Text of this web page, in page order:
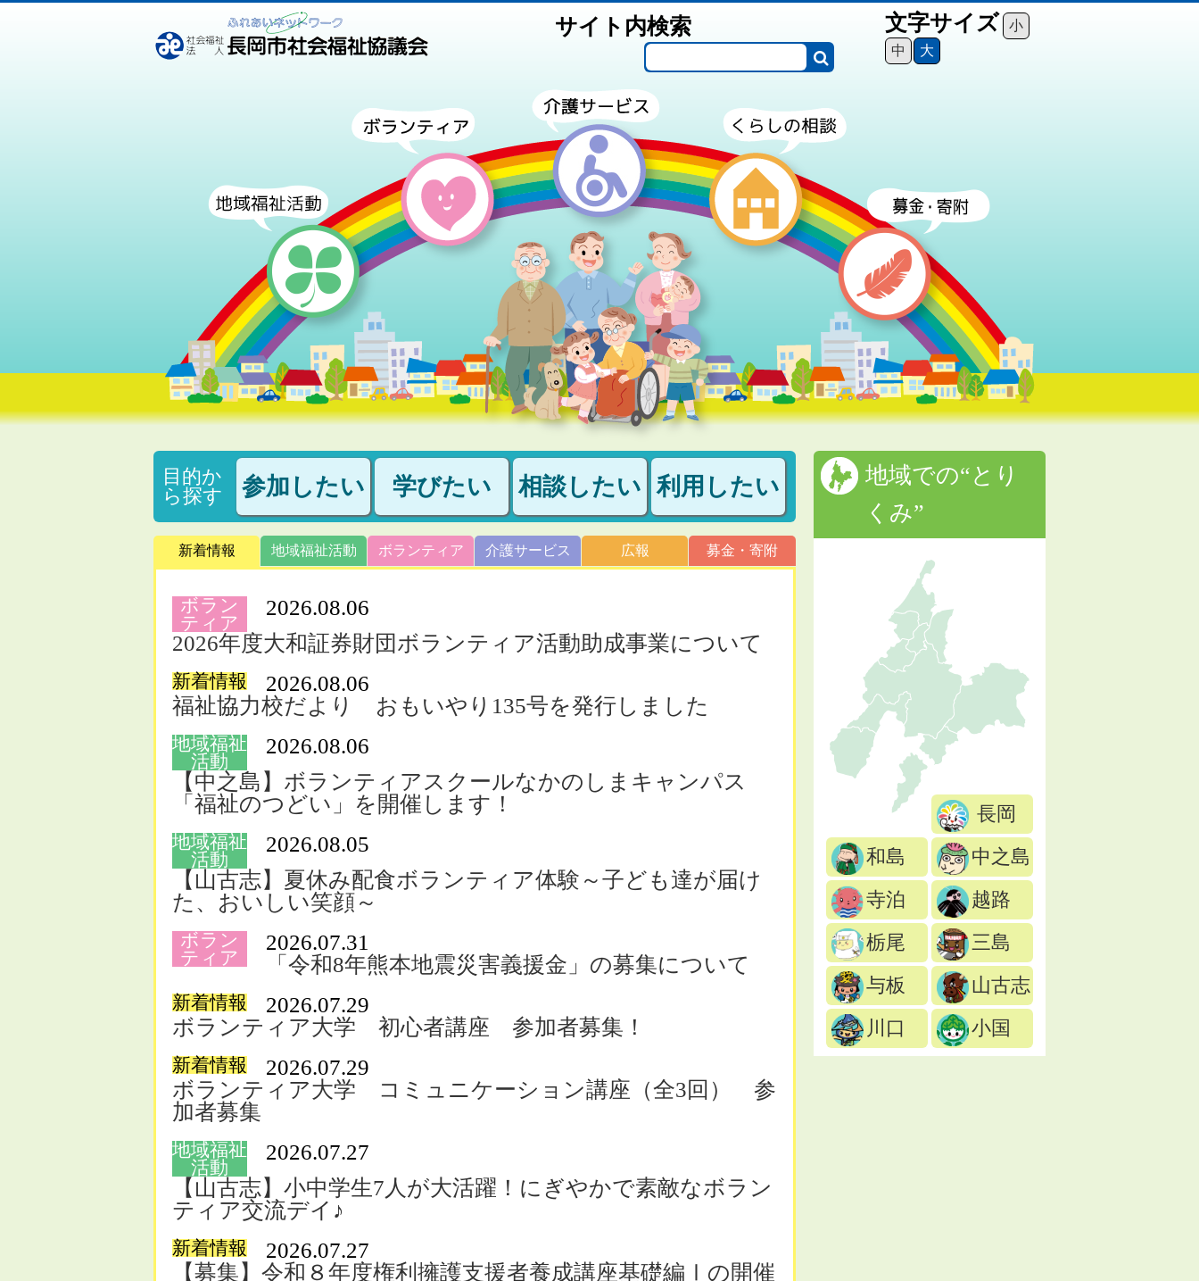
サイト内検索 文字サイズ
小
中
大
目的か
ら探す 参加したい 学びたい 相談したい 利用したい
新着情報 地域福祉活動 ボランティア 介護サービス 広報 募金・寄附
ボラン
ティア
2026.08.06
2026年度大和証券財団ボランティア活動助成事業について
新着情報
2026.08.06
福祉協力校だより おもいやり135号を発行しました
地域福祉
活動
2026.08.06
【中之島】ボランティアスクールなかのしまキャンパス
「福祉のつどい」を開催します！
地域福祉
活動
2026.08.05
【山古志】夏休み配食ボランティア体験～子ども達が届け
た、おいしい笑顔～
ボラン
ティア
2026.07.31
「令和8年熊本地震災害義援金」の募集について
新着情報
2026.07.29
ボランティア大学 初心者講座 参加者募集！
新着情報
2026.07.29
ボランティア大学 コミュニケーション講座（全3回） 参
加者募集
地域福祉
活動
2026.07.27
【山古志】小中学生7人が大活躍！にぎやかで素敵なボラン
ティア交流デイ♪
新着情報
2026.07.27
【募集】令和８年度権利擁護支援者養成講座基礎編Ⅰの開催
地域での“とり
くみ”
長岡
中之島
和島
越路
寺泊
三島
栃尾
山古志
与板
小国
川口